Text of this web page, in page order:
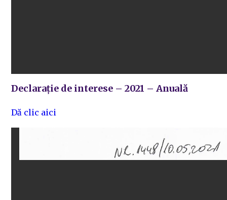
Declarație de interese – 2021 – Anuală
Dă clic aici